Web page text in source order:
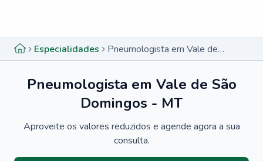
Especialidades Pneumologista em Vale de São Domingos - MT
Pneumologista em Vale de São
Domingos - MT
Aproveite os valores reduzidos e agende agora a sua
consulta.